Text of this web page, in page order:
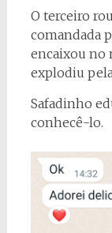
O terceiro
comandada
encaixou no
explodiu
Safadinho
conhecê-lo.